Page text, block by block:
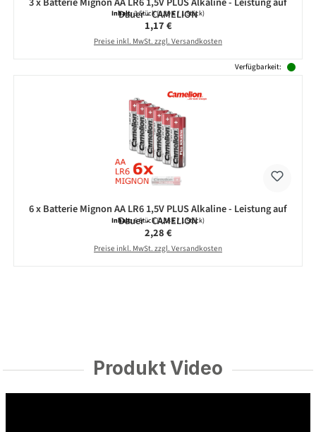
Dauer - CAMELION
Inhalt:3 Stück(0,39 € / 1 Stück)
Regulärer Preis:
1,17 €
Preise inkl. MwSt. zzgl. Versandkosten
Verfügbarkeit:
6 x Batterie Mignon AA LR6 1,5V PLUS Alkaline - Leistung auf
Dauer - CAMELION
Inhalt:6 Stück(0,38 € / 1 Stück)
Regulärer Preis:
2,28 €
Preise inkl. MwSt. zzgl. Versandkosten
Produkt Video